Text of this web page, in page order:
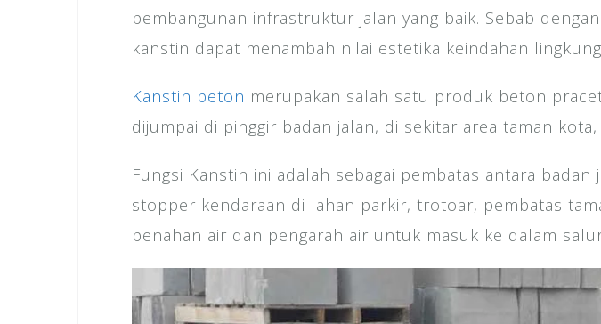
pembangunan infrastruktur jalan yang baik. Sebab
kanstin dapat menambah nilai estetika keindahan
Kanstin beton merupakan salah satu produk beton
dijumpai di pinggir badan jalan, di sekitar area taman
Fungsi Kanstin ini adalah sebagai pembatas antara badan
stopper kendaraan di lahan parkir, trotoar, pembatas
penahan air dan pengarah air untuk masuk ke dalam